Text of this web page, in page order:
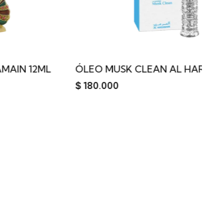
ÓLEO MUSK CLEAN AL HARAMAIN 12ML